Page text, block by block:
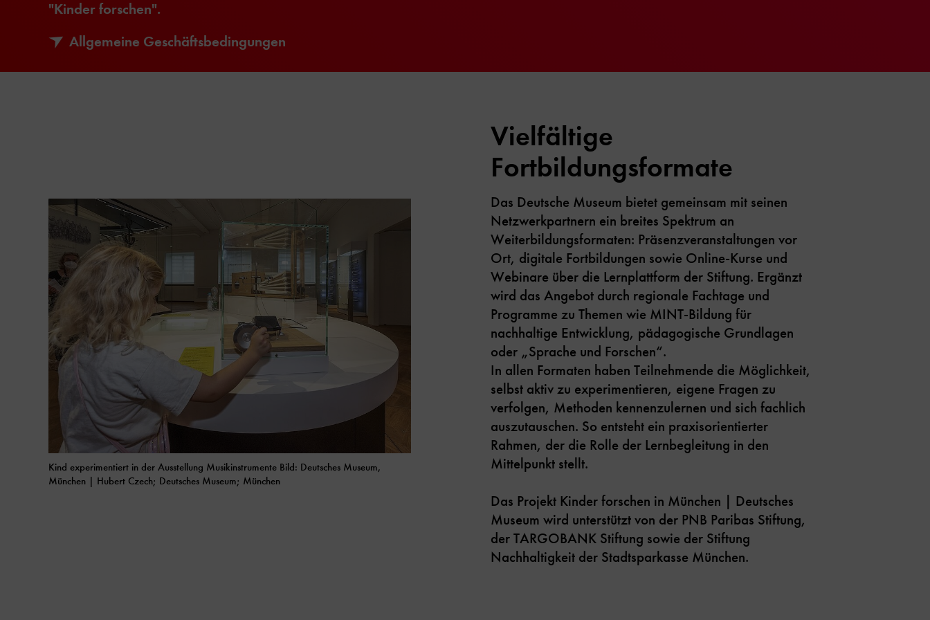
"Kinder forschen".
Allgemeine Geschäftsbedingungen
Kind experimentiert in der Ausstellung Musikinstrumente Bild: Deutsches Museum,
München | Hubert Czech; Deutsches Museum; München
Vielfältige
Fortbildungsformate
Das Deutsche Museum bietet gemeinsam mit seinen
Netzwerkpartnern ein breites Spektrum an
Weiterbildungsformaten: Präsenzveranstaltungen vor
Ort, digitale Fortbildungen sowie Online-Kurse und
Webinare über die Lernplattform der Stiftung. Ergänzt
wird das Angebot durch regionale Fachtage und
Programme zu Themen wie MINT-Bildung für
nachhaltige Entwicklung, pädagogische Grundlagen
oder „Sprache und Forschen“.
In allen Formaten haben Teilnehmende die Möglichkeit,
selbst aktiv zu experimentieren, eigene Fragen zu
verfolgen, Methoden kennenzulernen und sich fachlich
auszutauschen. So entsteht ein praxisorientierter
Rahmen, der die Rolle der Lernbegleitung in den
Mittelpunkt stellt.
Das Projekt Kinder forschen in München | Deutsches
Museum wird unterstützt von der PNB Paribas Stiftung,
der TARGOBANK Stiftung sowie der Stiftung
Nachhaltigkeit der Stadtsparkasse München.